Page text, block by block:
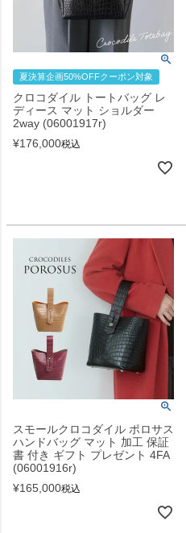
夏決算企画50%OFFクーポン対象
クロコダイル トートバッグ レ
ディース マット ショルダー
2way (06001917r)
¥176,000税込
スモールクロコダイル ポロサス
ハンドバッグ マット 加工 保証
書 付き ギフト プレゼント 4FA
(06001916r)
¥165,000税込